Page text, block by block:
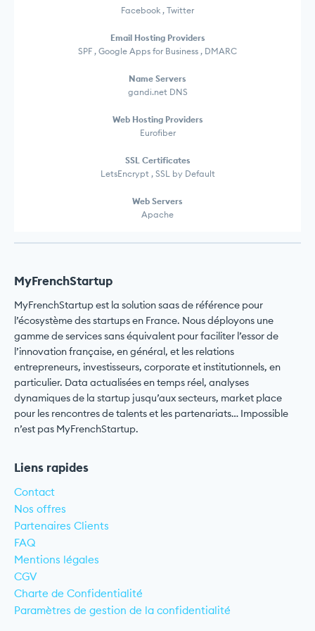
Facebook , Twitter
Email Hosting Providers
SPF , Google Apps for Business , DMARC
Name Servers
gandi.net DNS
Web Hosting Providers
Eurofiber
SSL Certificates
LetsEncrypt , SSL by Default
Web Servers
Apache
MyFrenchStartup
MyFrenchStartup est la solution saas de référence pour
l’écosystème des startups en France. Nous déployons une
gamme de services sans équivalent pour faciliter l’essor de
l’innovation française, en général, et les relations
entrepreneurs, investisseurs, corporate et institutionnels, en
particulier. Data actualisées en temps réel, analyses
dynamiques de la startup jusqu’aux secteurs, market place
pour les rencontres de talents et les partenariats… Impossible
n’est pas MyFrenchStartup.
Liens rapides
Contact
Nos offres
Partenaires Clients
FAQ
Mentions légales
CGV
Charte de Confidentialité
Paramètres de gestion de la confidentialité